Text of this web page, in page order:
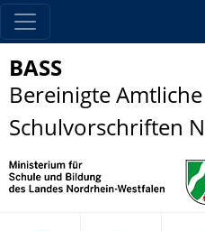
BASS
Bereinigte
Schulvorschriften